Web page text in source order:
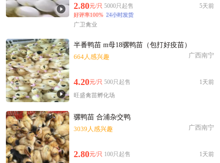
2.80元/只 5000只起售 5天前
好评率100% 24小时发货
广卫禽业
半番鸭苗 m母18骡鸭苗（包打好疫苗）
664人感兴趣
广西南宁
4.20元/只 500只起售
1天前
旺盛禽苗孵化场
骡鸭苗 合浦杂交鸭
3039人感兴趣
广西南宁
2.80元/只 100只起售
1天前